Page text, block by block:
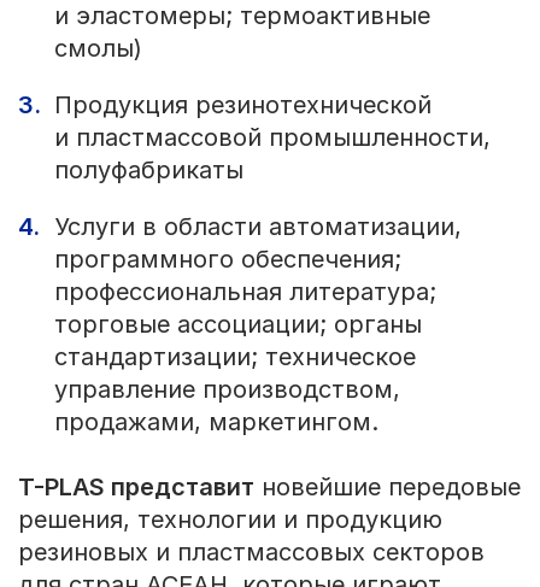
и эластомеры; термоактивные
смолы)
Продукция резинотехнической
и пластмассовой промышленности,
полуфабрикаты
Услуги в области автоматизации,
программного обеспечения;
профессиональная литература;
торговые ассоциации; органы
стандартизации; техническое
управление производством,
продажами, маркетингом.
T-PLAS представит новейшие передовые
решения, технологии и продукцию
резиновых и пластмассовых секторов